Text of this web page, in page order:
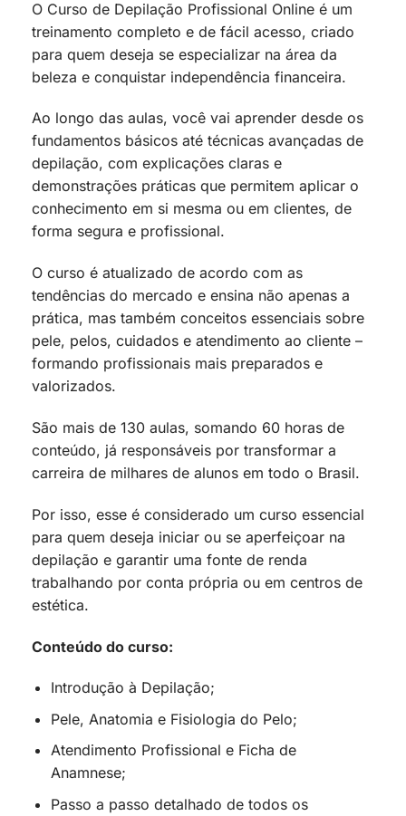
O Curso de Depilação Profissional Online é um
treinamento completo e de fácil acesso, criado
para quem deseja se especializar na área da
beleza e conquistar independência financeira.
Ao longo das aulas, você vai aprender desde os
fundamentos básicos até técnicas avançadas de
depilação, com explicações claras e
demonstrações práticas que permitem aplicar o
conhecimento em si mesma ou em clientes, de
forma segura e profissional.
O curso é atualizado de acordo com as
tendências do mercado e ensina não apenas a
prática, mas também conceitos essenciais sobre
pele, pelos, cuidados e atendimento ao cliente –
formando profissionais mais preparados e
valorizados.
São mais de 130 aulas, somando 60 horas de
conteúdo, já responsáveis por transformar a
carreira de milhares de alunos em todo o Brasil.
Por isso, esse é considerado um curso essencial
para quem deseja iniciar ou se aperfeiçoar na
depilação e garantir uma fonte de renda
trabalhando por conta própria ou em centros de
estética.
Conteúdo do curso:
Introdução à Depilação;
Pele, Anatomia e Fisiologia do Pelo;
Atendimento Profissional e Ficha de
Anamnese;
Passo a passo detalhado de todos os